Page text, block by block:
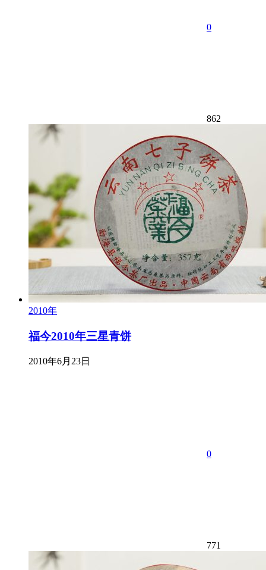
0
862
2010年
福今2010年三星青饼
2010年6月23日
0
771